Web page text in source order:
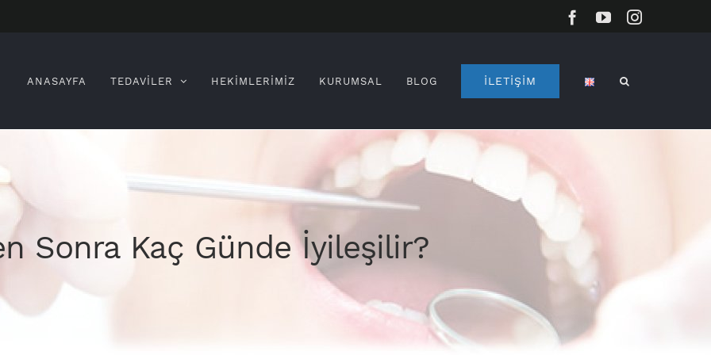
Facebook
YouTubeInstagram
ANASAYFA TEDAVİLER HEKİMLERİMİZ KURUMSAL BLOG İLETİŞİM
Sonra Kaç Günde İyileşilir?